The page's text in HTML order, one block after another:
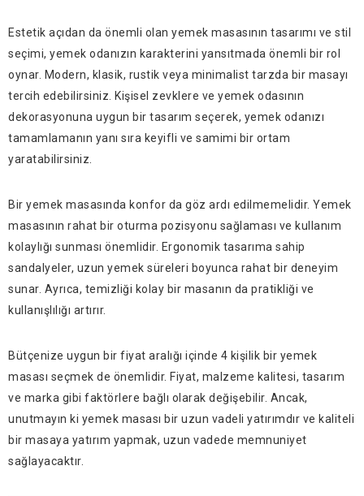
Estetik açıdan da önemli olan yemek masasının tasarımı ve stil
seçimi, yemek odanızın karakterini yansıtmada önemli bir rol
oynar. Modern, klasik, rustik veya minimalist tarzda bir masayı
tercih edebilirsiniz. Kişisel zevklere ve yemek odasının
dekorasyonuna uygun bir tasarım seçerek, yemek odanızı
tamamlamanın yanı sıra keyifli ve samimi bir ortam
yaratabilirsiniz.
Bir yemek masasında konfor da göz ardı edilmemelidir. Yemek
masasının rahat bir oturma pozisyonu sağlaması ve kullanım
kolaylığı sunması önemlidir. Ergonomik tasarıma sahip
sandalyeler, uzun yemek süreleri boyunca rahat bir deneyim
sunar. Ayrıca, temizliği kolay bir masanın da pratikliği ve
kullanışlılığı artırır.
Bütçenize uygun bir fiyat aralığı içinde 4 kişilik bir yemek
masası seçmek de önemlidir. Fiyat, malzeme kalitesi, tasarım
ve marka gibi faktörlere bağlı olarak değişebilir. Ancak,
unutmayın ki yemek masası bir uzun vadeli yatırımdır ve kaliteli
bir masaya yatırım yapmak, uzun vadede memnuniyet
sağlayacaktır.